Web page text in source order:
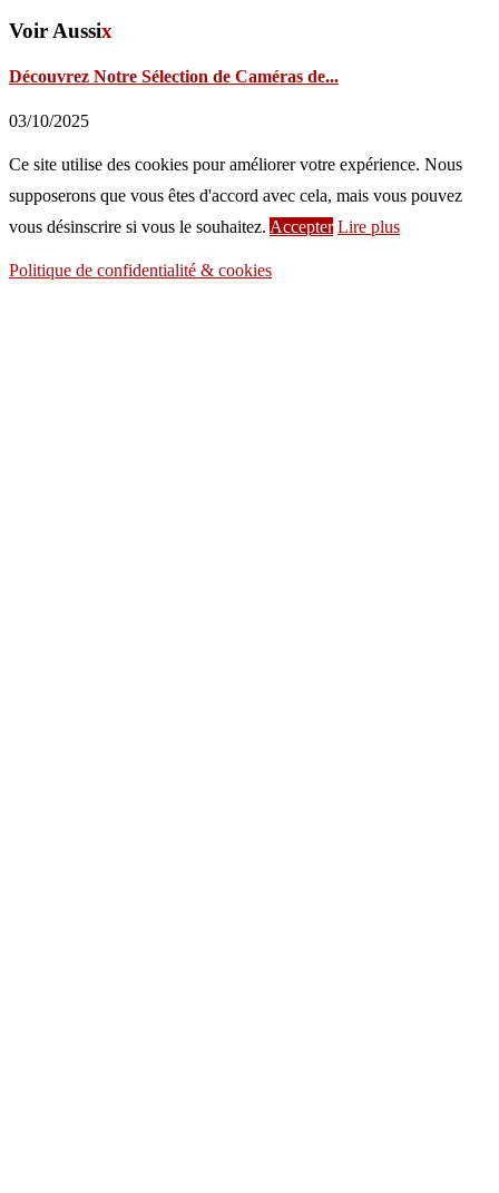
Voir Aussix
Découvrez Notre Sélection de Caméras de...
03/10/2025
Ce site utilise des cookies pour améliorer votre expérience. Nous
supposerons que vous êtes d'accord avec cela, mais vous pouvez
vous désinscrire si vous le souhaitez. Accepter Lire plus
Politique de confidentialité & cookies